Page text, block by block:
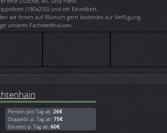
(180x200) und ein Einzelbett.
wir Ihnen auf Wunsch gern kostenlos zur Verfügung.
unseres Fachwerkhauses.
Person pro Tag ab: 26€
Doppelzi. p. Tag ab: 75€
Einzelzi. p. Tag ab: 60€